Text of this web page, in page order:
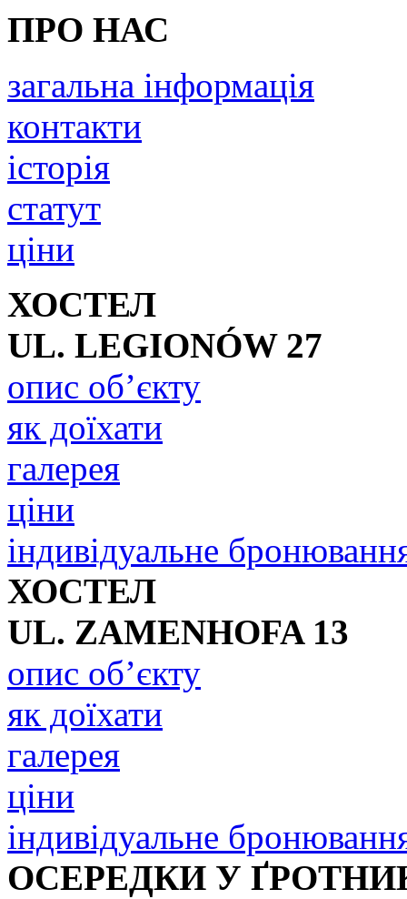
ПРО НАС
загальна інформація
контакти
історія
статут
ціни
ХОСТЕЛ
UL. LEGIONÓW 27
опис об’єкту
як доїхати
галерея
ціни
індивідуальне
ХОСТЕЛ
UL. ZAMENHOFA 13
опис об’єкту
як доїхати
галерея
ціни
індивідуальне
ОСЕРЕДКИ У